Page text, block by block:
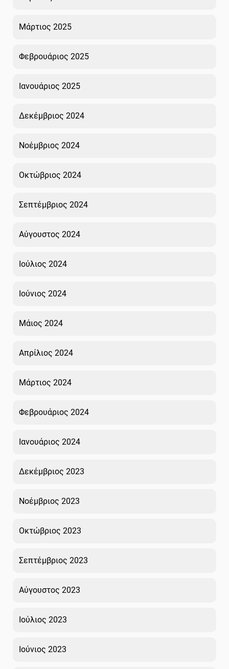
Μάρτιος 2025
Φεβρουάριος 2025
Ιανουάριος 2025
Δεκέμβριος 2024
Νοέμβριος 2024
Οκτώβριος 2024
Σεπτέμβριος 2024
Αύγουστος 2024
Ιούλιος 2024
Ιούνιος 2024
Μάιος 2024
Απρίλιος 2024
Μάρτιος 2024
Φεβρουάριος 2024
Ιανουάριος 2024
Δεκέμβριος 2023
Νοέμβριος 2023
Οκτώβριος 2023
Σεπτέμβριος 2023
Αύγουστος 2023
Ιούλιος 2023
Ιούνιος 2023